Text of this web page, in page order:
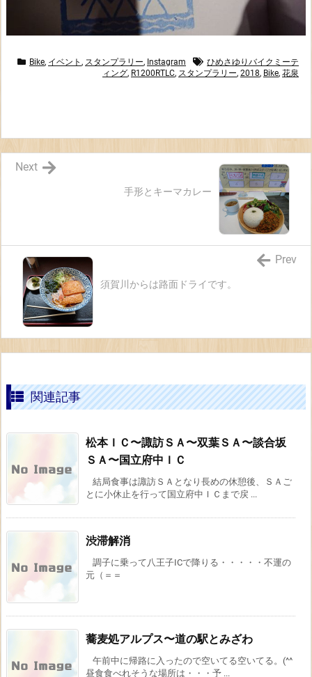
Bike, イベント , スタンプラリー, Instagram
ひめさゆりバイクミーテ
ィング, R1200RTLC, スタンプラリー, 2018, Bike, 花泉
手形とキーマカレー
Next
須賀川からは路面ドライです。
Prev
関連記事
松本ＩＣ〜諏訪ＳＡ〜双葉ＳＡ〜談合坂
ＳＡ〜国立府中ＩＣ
結局食事は諏訪ＳＡとなり長めの休憩後、ＳＡご
とに小休止を行って国立府中ＩＣまで戻 ...
渋滞解消
調子に乗って八王子ICで降りる・・・・・不運の
元（＝＝
蕎麦処アルプス〜道の駅とみざわ
午前中に帰路に入ったので空いてる空いてる。(^^
昼食食べれそうな場所は・・・予 ...